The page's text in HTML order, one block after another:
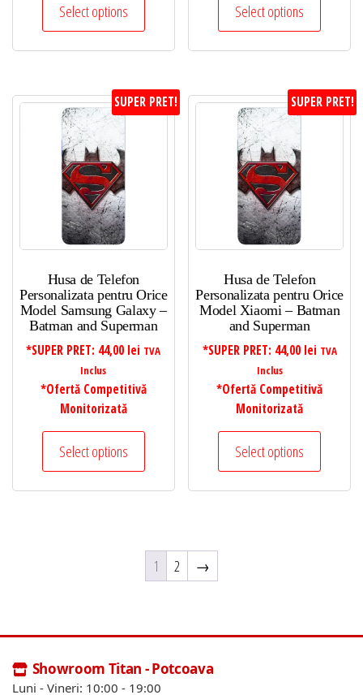
Select options Select options
SUPER PRET!
Husa de Telefon
Personalizata pentru Orice
Model Samsung Galaxy –
Batman and Superman
*SUPER PRET: 44,00 lei TVA
Inclus
*Ofertă Competitivă
Monitorizată
Select options
SUPER PRET!
Husa de Telefon
Personalizata pentru Orice
Model Xiaomi – Batman
and Superman
*SUPER PRET: 44,00 lei TVA
Inclus
*Ofertă Competitivă
Monitorizată
Select options
1 2 →
Showroom Titan - Potcoava
Luni - Vineri: 10:00 - 19:00